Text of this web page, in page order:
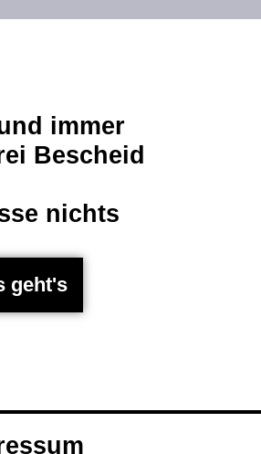
immer
Bescheid
nichts
geht's